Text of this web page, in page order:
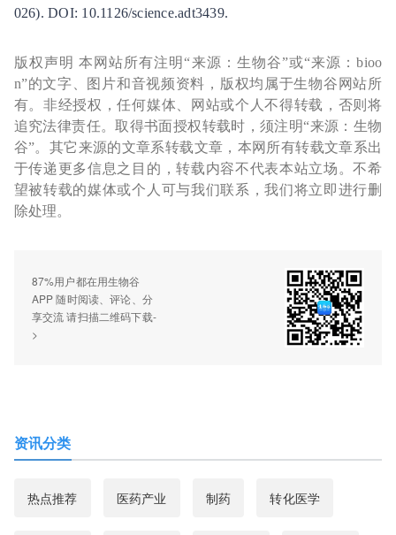
026). DOI: 10.1126/science.adt3439.
版权声明 本网站所有注明“来源：生物谷”或“来源：bioo
n”的文字、图片和音视频资料，版权均属于生物谷网站所
有。非经授权，任何媒体、网站或个人不得转载，否则将
追究法律责任。取得书面授权转载时，须注明“来源：生物
谷”。其它来源的文章系转载文章，本网所有转载文章系出
于传递更多信息之目的，转载内容不代表本站立场。不希
望被转载的媒体或个人可与我们联系，我们将立即进行删
除处理。
87%用户都在用生物谷
APP 随时阅读、评论、分
享交流 请扫描二维码下载-
>
资讯分类
热点推荐 医药产业 制药 转化医学